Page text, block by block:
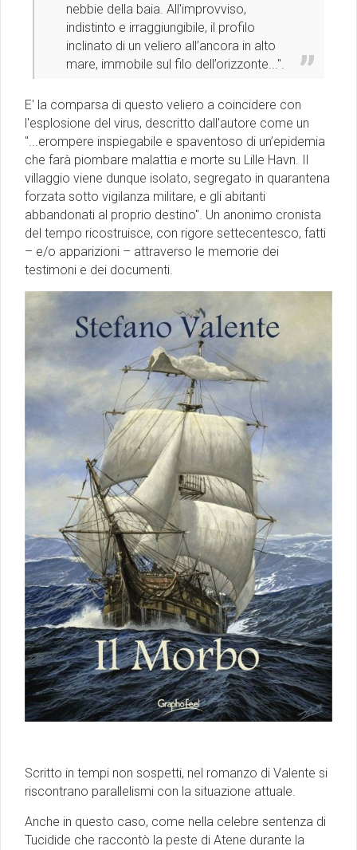
nebbie della baia. All'improvviso,
indistinto e irraggiungibile, il profilo
inclinato di un veliero all’ancora in alto
mare, immobile sul filo dell’orizzonte...".
E' la comparsa di questo veliero a coincidere con
l'esplosione del virus, descritto dall'autore come un
"...erompere inspiegabile e spaventoso di un’epidemia
che farà piombare malattia e morte su Lille Havn. Il
villaggio viene dunque isolato, segregato in quarantena
forzata sotto vigilanza militare, e gli abitanti
abbandonati al proprio destino". Un anonimo cronista
del tempo ricostruisce, con rigore settecentesco, fatti
– e/o apparizioni – attraverso le memorie dei
testimoni e dei documenti.
Scritto in tempi non sospetti, nel romanzo di Valente si
riscontrano parallelismi con la situazione attuale.
Anche in questo caso, come nella celebre sentenza di
Tucidide che raccontò la peste di Atene durante la